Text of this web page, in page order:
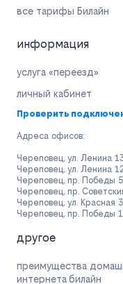
все тарифы Билайн
информация
услуга «переезд»
личный кабинет
Проверить
Адреса офисов:
Череповец, ул. Ленина
Череповец, ул. Ленина
Череповец, пр. Победы
Череповец, пр.
Череповец, ул. Красная
Череповец, пр. Победы
другое
преимущества
интернета билайн